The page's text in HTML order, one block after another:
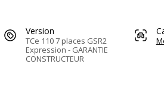
Version
TCe 110 7 places GSR2
Expression - GARANTIE
CONSTRUCTEUR